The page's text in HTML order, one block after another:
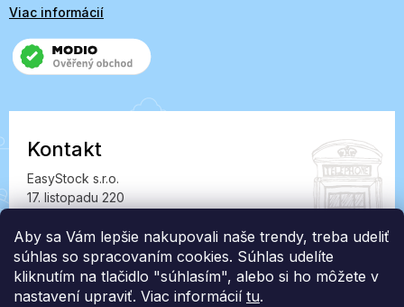
Aby sa Vám lepšie nakupovali naše trendy, treba udeliť
súhlas so spracovaním cookies. Súhlas udelíte
kliknutím na tlačidlo "súhlasím", alebo si ho môžete v
nastavení upraviť. Viac informácií tu.
Viac informácií
Kontakt
EasyStock s.r.o.
17. listopadu 220
IČ: 07727402, DIČ: CZ07727402
info@londonclub.sk